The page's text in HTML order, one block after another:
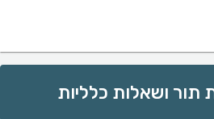
תור ושאלות כלליות